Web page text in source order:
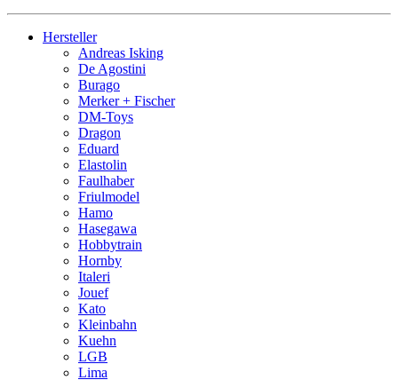
Hersteller
Andreas Isking
De Agostini
Burago
Merker + Fischer
DM-Toys
Dragon
Eduard
Elastolin
Faulhaber
Friulmodel
Hamo
Hasegawa
Hobbytrain
Hornby
Italeri
Jouef
Kato
Kleinbahn
Kuehn
LGB
Lima